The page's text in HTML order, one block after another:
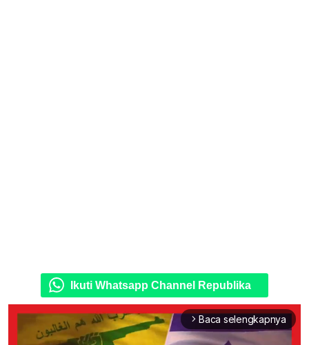
Ikuti Whatsapp Channel Republika
arrow_forward_ios Baca selengkapnya